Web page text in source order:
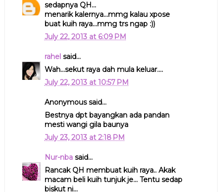
sedapnya QH...
menarik kalernya...mmg kalau xpose
buat kuih raya...mmg trs ngap :))
July 22, 2013 at 6:09 PM
rahel said...
Wah...sekut raya dah mula keluar....
July 22, 2013 at 10:57 PM
Anonymous said...
Bestnya dpt bayangkan ada pandan
mesti wangi gila baunya
July 23, 2013 at 2:18 PM
Nur-nbasaid...
Rancak QH membuat kuih raya.. Akak
macam beli kuih tunjuk je... Tentu sedap
biskut ni...